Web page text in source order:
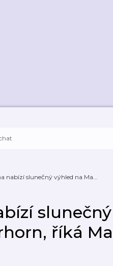
nabízí slunečný výhled na Ma...
slunečný
říká